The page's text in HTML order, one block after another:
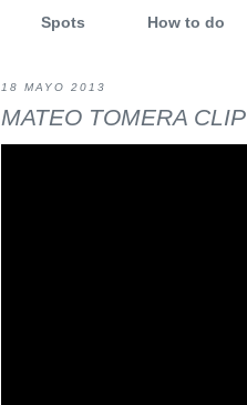
Spots How to do
18 MAYO 2013
MATEO TOMERA CLIP